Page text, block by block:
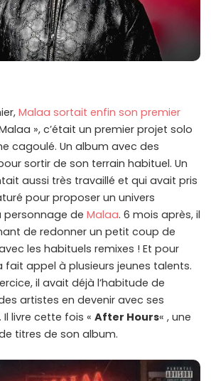
Malaa sortait enfin son premier
», c’était un premier projet solo
cagoulé. Un album avec des
sortir de son terrain habituel. Un
aussi très travaillé et qui avait pris
pour proposer un univers
de Malaa. 6 mois après, il
de redonner un petit coup de
les habituels remixes ! Et pour
fait appel à plusieurs jeunes talents.
il avait déjà l’habitude de
artistes en devenir avec ses
Il livre cette fois « After Hours« , une
titres de son album.